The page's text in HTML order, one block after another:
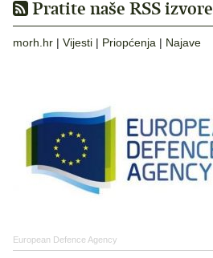
Pratite naše RSS izvore
morh.hr | Vijesti | Priopćenja | Najave
European Defence Agency